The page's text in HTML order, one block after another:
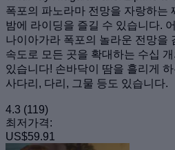
폭포의 파노라마 전망을 자랑하는
밤에 라이딩을 즐길 수 있습니다.
나이아가라 폭포의 놀라운 전망을
속도로 모든 곳을 확대하는 수십
있습니다! 손바닥이 땀을 흘리게
사다리, 다리, 그물 등도 있습니다.
4.3 (119)
최저가격:
US$59.91